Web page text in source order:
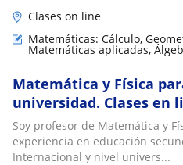
Clases on line
Matemáticas: Cálculo,
Matemáticas aplicadas,
Matemática y Física
universidad. Clases en
Soy profesor de Matemática y
experiencia en educación
Internacional y nivel univers...